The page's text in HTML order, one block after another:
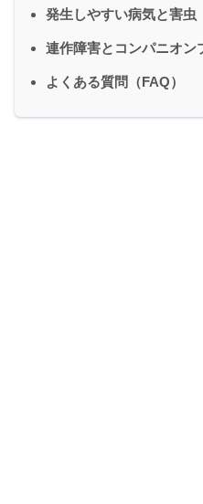
発生しやすい病気と害虫
連作障害とコンパニオン
よくある質問（FAQ）